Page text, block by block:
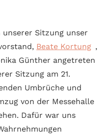
Sitzung unser
Beate Kortung ,
Günther angetreten
Sitzung am 21.
Umbrüche und
von der Messe­halle
Dafür war uns